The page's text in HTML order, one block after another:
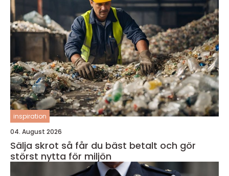
inspiration
04. August 2026
Sälja skrot så får du bäst betalt och gör
störst nytta för miljön